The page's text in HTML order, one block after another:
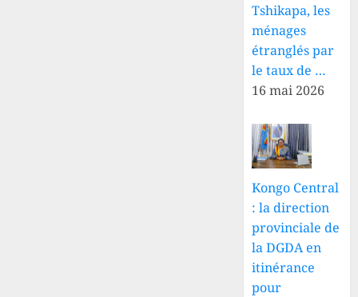
Tshikapa, les
ménages
étranglés par
le taux de …
16 mai 2026
Kongo Central
: la direction
provinciale de
la DGDA en
itinérance
pour